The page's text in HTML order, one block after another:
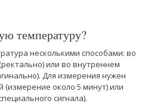
температуру?
несколькими способами: во
или во внутреннем
Для измерения нужен
(измерение около 5 минут) или
сигнала).